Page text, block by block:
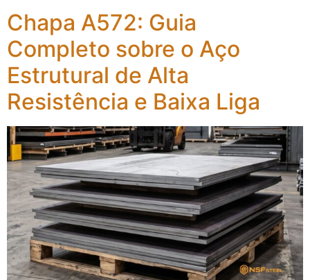
Chapa A572: Guia
Completo sobre o Aço
Estrutural de Alta
Resistência e Baixa Liga